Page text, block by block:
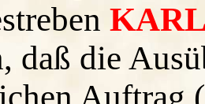
daß die
Auftrag